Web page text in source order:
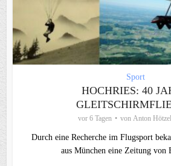
Sport
HOCHRIES: 40
vor 6 Tagen von Anton
Durch eine Recherche im Flugsport
aus München eine Zeitung von